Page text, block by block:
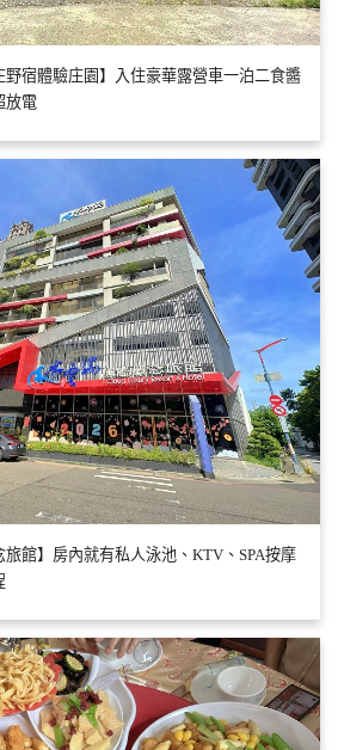
宿體驗庄園】入住豪華露營車一泊二食醬
放電
館】房內就有私人泳池、KTV、SPA按摩